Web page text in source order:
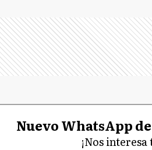
Nuevo WhatsApp
¡Nos